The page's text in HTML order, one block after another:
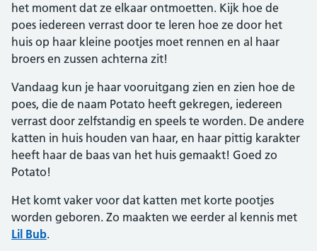
het moment dat ze elkaar ontmoetten. Kijk hoe de
poes iedereen verrast door te leren hoe ze door het
huis op haar kleine pootjes moet rennen en al haar
broers en zussen achterna zit!
Vandaag kun je haar vooruitgang zien en zien hoe de
poes, die de naam Potato heeft gekregen, iedereen
verrast door zelfstandig en speels te worden. De andere
katten in huis houden van haar, en haar pittig karakter
heeft haar de baas van het huis gemaakt! Goed zo
Potato!
Het komt vaker voor dat katten met korte pootjes
worden geboren. Zo maakten we eerder al kennis met
Lil Bub.